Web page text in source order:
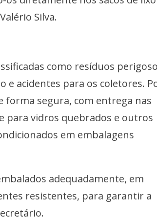
Silva.
como resíduos
e acidentes para os coletores.
forma segura, com entrega nas
para vidros quebrados e outros
em embalagens
adequadamente, em
resistentes, para garantir a